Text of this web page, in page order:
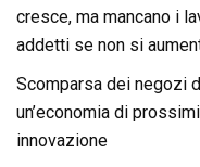
cresce, ma mancano i
addetti se non si
Scomparsa dei negozi
un’economia di
innovazione